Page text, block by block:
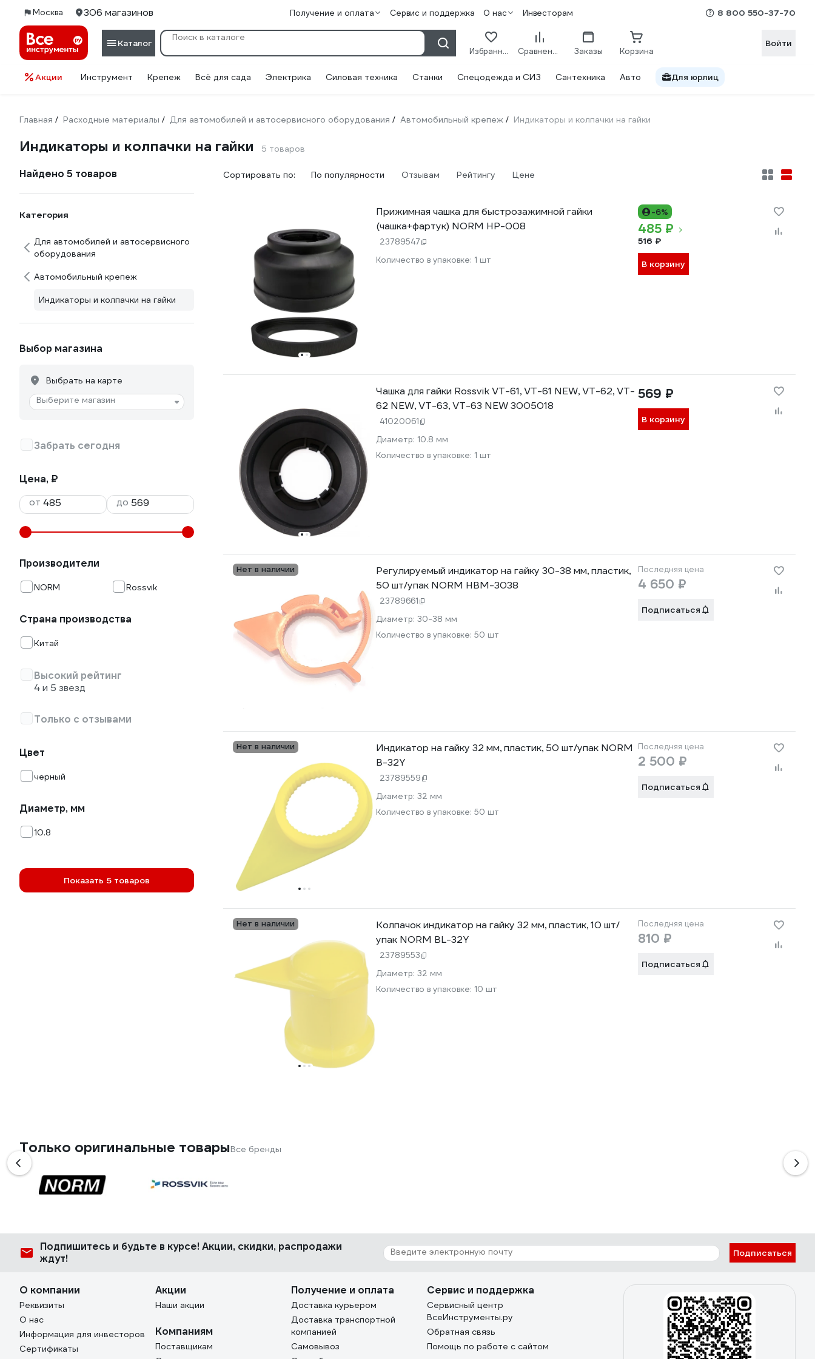
Москва 306 магазинов Получение и оплата Сервис и поддержка О нас Инвесторам 8 800 550-37-70
Каталог
Избранное Сравнение Заказы Корзина
Войти
Акции Инструмент Крепеж Всё для сада Электрика Силовая техника Станки Спецодежда и СИЗ Сантехника Авто Для юрлиц
Главная / Расходные материалы / Для автомобилей и автосервисного оборудования / Автомобильный крепеж / Индикаторы и колпачки на гайки
Индикаторы и колпачки на гайки 5 товаров
Найдено 5 товаров
Категория
Для автомобилей и автосервисного
оборудования
Автомобильный крепеж
Индикаторы и колпачки на гайки
Выбор магазина
Выбрать на карте
Выберите магазин
Забрать сегодня
Цена, ₽
от
до
Производители
NORM Rossvik
Страна производства
Китай
Высокий рейтинг
4 и 5 звезд
Только с отзывами
Цвет
черный
Диаметр, мм
10.8
Показать 5 товаров
Сортировать по: По популярности Отзывам Рейтингу Цене
Прижимная чашка для быстрозажимной гайки
(чашка+фартук) NORM HP-008
23789547
Количество в упаковке: 1 шт
-6%
485 ₽
516 ₽
В корзину
Чашка для гайки Rossvik VT-61, VT-61 NEW, VT-62, VT-
62 NEW, VT-63, VT-63 NEW 3005018
41020061
Диаметр: 10.8 мм
Количество в упаковке: 1 шт
569 ₽
В корзину
Нет в наличии
Регулируемый индикатор на гайку 30-38 мм, пластик,
50 шт/упак NORM HBM-3038
23789661
Диаметр: 30-38 мм
Количество в упаковке: 50 шт
Последняя цена
4 650 ₽
Подписаться
Нет в наличии
Индикатор на гайку 32 мм, пластик, 50 шт/упак NORM
B-32Y
23789559
Диаметр: 32 мм
Количество в упаковке: 50 шт
Последняя цена
2 500 ₽
Подписаться
Нет в наличии
Колпачок индикатор на гайку 32 мм, пластик, 10 шт/
упак NORM BL-32Y
23789553
Диаметр: 32 мм
Количество в упаковке: 10 шт
Последняя цена
810 ₽
Подписаться
Только оригинальные товарыВсе бренды
Подпишитесь и будьте в курсе! Акции, скидки, распродажи
ждут!
Подписаться
О компании
Реквизиты
О нас
Информация для инвесторов
Сертификаты
Акции
Наши акции
Компаниям
Поставщикам
Получение и оплата
Доставка курьером
Доставка транспортной
компанией
Самовывоз
Сервис и поддержка
Сервисный центр
ВсеИнструменты.ру
Обратная связь
Помощь по работе с сайтом